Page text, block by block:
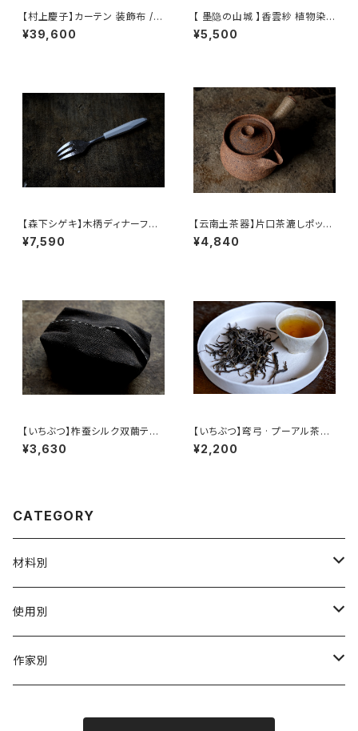
【村上慶子】カーテン 装飾布 /
【sabi-nuno】tablecloth stol
e
¥39,600
【 墨隐の山城 】香雲紗 植物染
仕覆 めカップ袋 【 Ink & Moun
tain Tea Atelier】Tea Cadd
¥5,500
【森下シゲキ】木柄ディナーフォ
ーク /【Shigeki Morishita】w
ooden-handle dinner fork
¥7,590
【云南土茶器】片口茶漉しポット
/ 【Yunnan Earthenware】 Te
a Strainer Pot
¥4,840
【いちぶつ】柞蚕シルク双繭ティ
ッシュカバー【 ichibutu 】Tuss
ah Silk Tissue Case
¥3,630
【いちぶつ】弯弓 · プーアル茶
（生茶） 【 ichibutu 】 Pu-erh T
ea
¥2,200
CATEGORY
材料別
陶磁器
ガラス
使用別
茶壺 急须 土瓶
作家別